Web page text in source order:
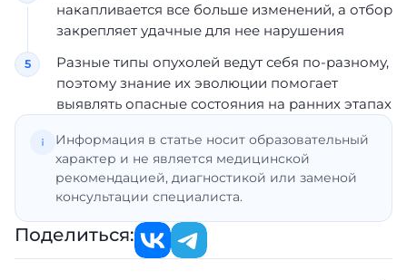
накапливается все больше изменений, а отбор
закрепляет удачные для нее нарушения
Разные типы опухолей ведут себя по-разному,
поэтому знание их эволюции помогает
выявлять опасные состояния на ранних этапах
Информация в статье носит образовательный
характер и не является медицинской
рекомендацией, диагностикой или заменой
консультации специалиста.
Поделиться: